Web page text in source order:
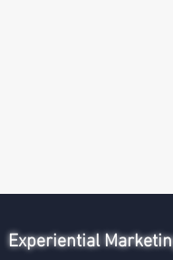
Experiential